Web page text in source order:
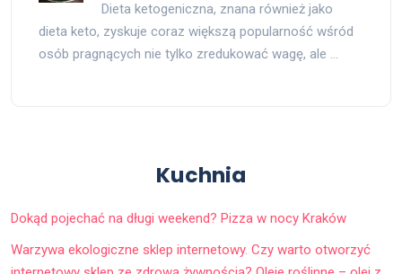
Dieta ketogeniczna, znana również jako
dieta keto, zyskuje coraz większą popularność wśród
osób pragnących nie tylko zredukować wagę, ale …
Kuchnia
Dokąd pojechać na długi weekend? Pizza w nocy Kraków
Warzywa ekologiczne sklep internetowy. Czy warto otworzyć